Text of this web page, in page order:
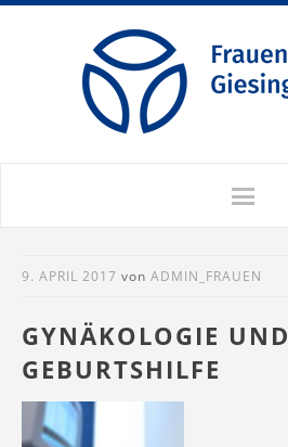
9. APRIL 2017 von ADMIN_FRAUEN
GYNÄKOLOGIE UND
GEBURTSHILFE